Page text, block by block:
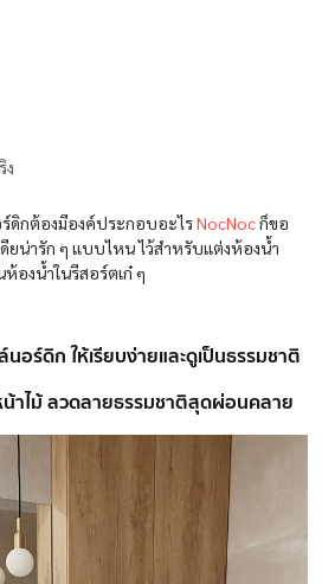
ง
ดิกต้องมีองค์ประกอบอะไรNocNocก็ขอ
ยน่ารัก ๆ แบบไหน ไว้สำหรับแต่งห้องน้ำ
องน้ำในรีสอร์ตเก๋ ๆ
อร์ดิก ให้เรียบง่ายและดูเป็นธรรมชาติ
าไม้ ลวดลายธรรมชาติสุดผ่อนคลาย